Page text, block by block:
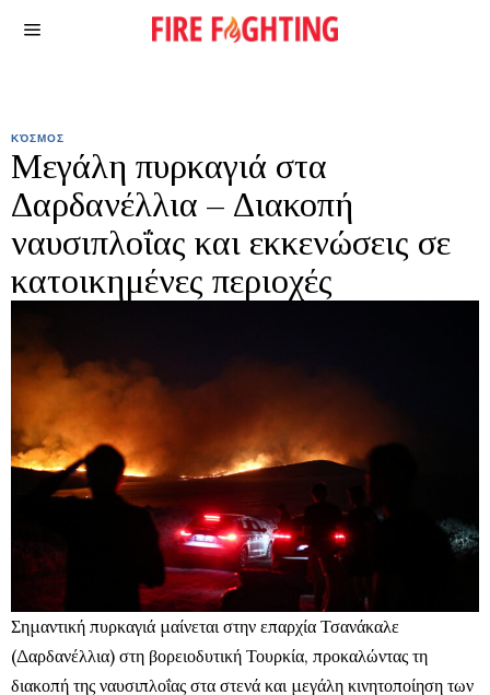
ΚΌΣΜΟΣ
Μεγάλη πυρκαγιά στα
Δαρδανέλλια – Διακοπή
ναυσιπλοΐας και εκκενώσεις σε
κατοικημένες περιοχές
Σημαντική πυρκαγιά μαίνεται στην επαρχία Τσανάκαλε
(Δαρδανέλλια) στη βορειοδυτική Τουρκία, προκαλώντας τη
διακοπή της ναυσιπλοΐας στα στενά και μεγάλη κινητοποίηση των